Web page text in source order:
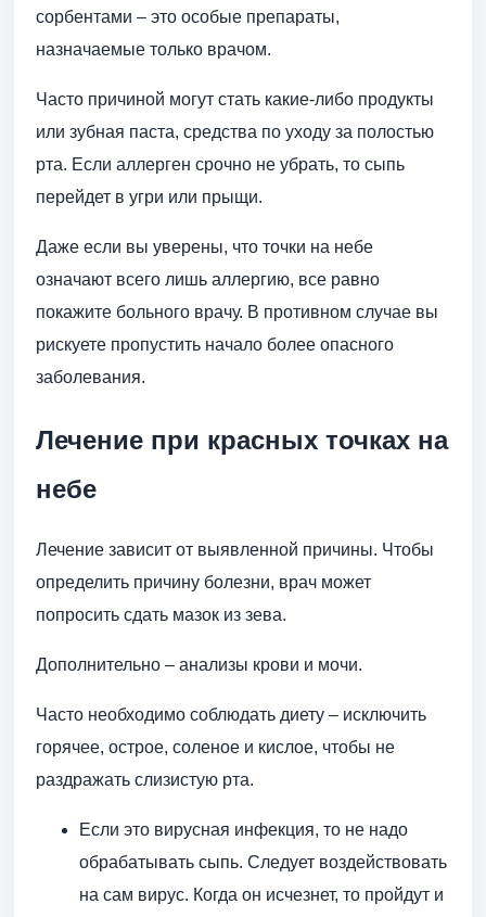
сорбентами – это особые препараты,
назначаемые только врачом.
Часто причиной могут стать какие-либо продукты
или зубная паста, средства по уходу за полостью
рта. Если аллерген срочно не убрать, то сыпь
перейдет в угри или прыщи.
Даже если вы уверены, что точки на небе
означают всего лишь аллергию, все равно
покажите больного врачу. В противном случае вы
рискуете пропустить начало более опасного
заболевания.
Лечение при красных точках на
небе
Лечение зависит от выявленной причины. Чтобы
определить причину болезни, врач может
попросить сдать мазок из зева.
Дополнительно – анализы крови и мочи.
Часто необходимо соблюдать диету – исключить
горячее, острое, соленое и кислое, чтобы не
раздражать слизистую рта.
Если это вирусная инфекция, то не надо
обрабатывать сыпь. Следует воздействовать
на сам вирус. Когда он исчезнет, то пройдут и